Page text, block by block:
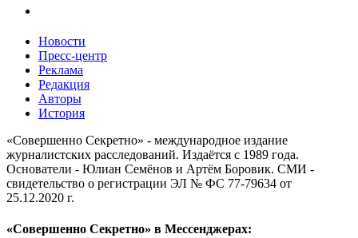
Новости
Пресс-центр
Реклама
Редакция
Авторы
История
«Совершенно Секретно» - международное издание
журналистских расследований. Издаётся с 1989 года.
Основатели - Юлиан Семёнов и Артём Боровик. CМИ -
свидетельство о регистрации ЭЛ № ФС 77-79634 от
25.12.2020 г.
«Совершенно Секретно» в Мессенджерах: